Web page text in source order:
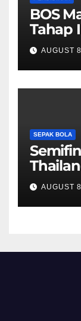
BOS
Tahap
Cair,
AUGUST
SEPAK BOLA
AUGUST